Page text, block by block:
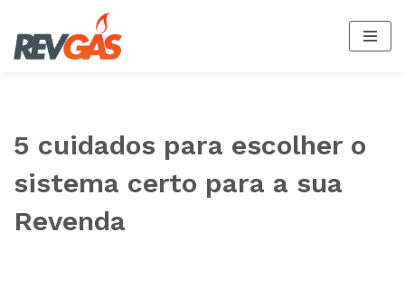
Pular
5 cuidados para escolher o
sistema certo para a sua
Revenda